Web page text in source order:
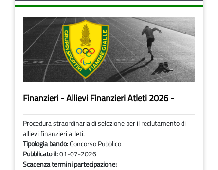
Finanzieri - Allievi Finanzieri Atleti 2026 -
Procedura straordinaria di selezione per il reclutamento di
allievi finanzieri atleti.
Tipologia bando:Concorso Pubblico
Pubblicato il:01-07-2026
Scadenza termini partecipazione: